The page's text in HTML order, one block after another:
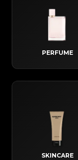
PERFUME
SKINCARE